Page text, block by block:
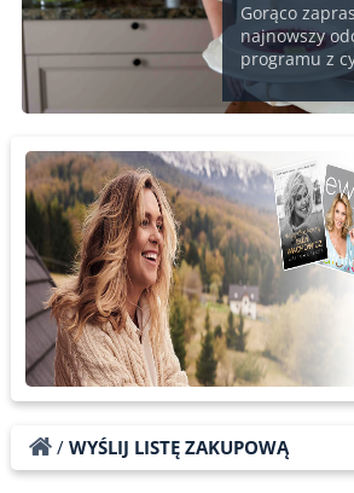
Gorąco
najnowszy
programu z
/ WYŚLIJ LISTĘ ZAKUPOWĄ